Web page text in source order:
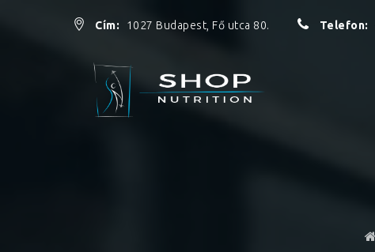
Cím: 1027 Budapest, Fő utca 80. Telefon: